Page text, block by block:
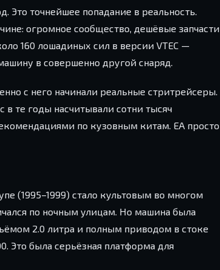
Это точнейшее попадание в реальность.
огромное сообщество, дешёвые запчасти
160 лошадиных сил в версии VTEC —
в совершенно другой снаряд.
с него начинали реальные стритрейсеры.
те годы насчитывали сотни тысяч
по кузовным китам. EA просто
(1995–1999) стало культовым во многом
по ночным улицам. Но машина была
2.0 литра и полным приводом в стоке
Это была серьёзная платформа для